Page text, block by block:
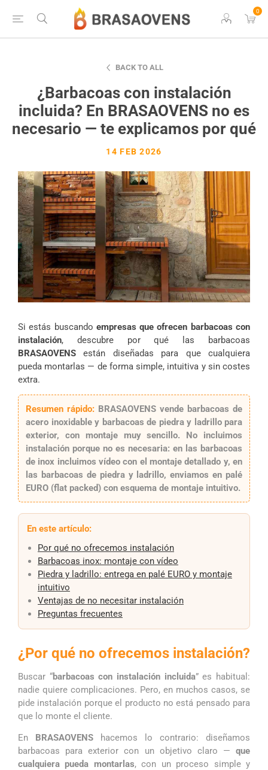
0
BACK TO ALL
¿Barbacoas con instalación
incluida? En BRASAOVENS no es
necesario — te explicamos por qué
14 FEB 2026
Si estás buscando empresas que ofrecen barbacoas con
instalación, descubre por qué las barbacoas
BRASAOVENS están diseñadas para que cualquiera
pueda montarlas — de forma simple, intuitiva y sin costes
extra.
Resumen rápido: BRASAOVENS vende barbacoas de
acero inoxidabley barbacoas de piedra y ladrillopara
exterior, con montaje muy sencillo. No incluimos
instalación porque no es necesaria: en las barbacoas
de inox incluimos vídeo con el montaje detallado y, en
las barbacoas de piedra y ladrillo, enviamos en palé
EURO (flat packed) con esquema de montaje intuitivo.
En este artículo:
Por qué no ofrecemos instalación
Barbacoas inox: montaje con vídeo
Piedra y ladrillo: entrega en palé EURO y montaje
intuitivo
Ventajas de no necesitar instalación
Preguntas frecuentes
¿Por qué no ofrecemos instalación?
Buscar “barbacoas con instalación incluida” es habitual:
nadie quiere complicaciones. Pero, en muchos casos, se
pide instalación porque el producto no está pensado para
que lo monte el cliente.
En BRASAOVENS hacemos lo contrario: diseñamos
barbacoas para exterior con un objetivo claro — que
cualquiera pueda montarlas, con un proceso simple y